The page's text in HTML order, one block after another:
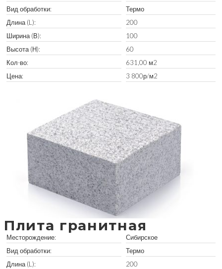
Вид обработки:
Длина (L):
Ширина (В):
Высота (Н):
Кол-во:
Цена:
Термо
200
100
60
631,00 м2
3 800р/м2
Плита гранитная
Месторождение:
Вид обработки:
Длина (L):
Сибирское
Термо
200